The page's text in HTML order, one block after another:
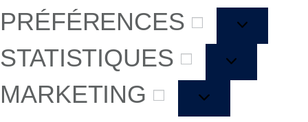
PRÉFÉRENCES
STATISTIQUES
MARKETING